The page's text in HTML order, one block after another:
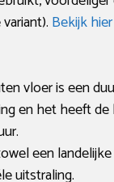
Bekijk
vloer is een
en het heeft de
een
uitstraling.